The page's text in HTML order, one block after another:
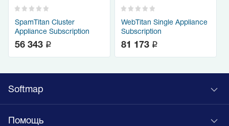
SpamTitan Cluster
Appliance Subscription
56 343 q
WebTitan Single Appliance
Subscription
81 173 q
Softmap
Помощь